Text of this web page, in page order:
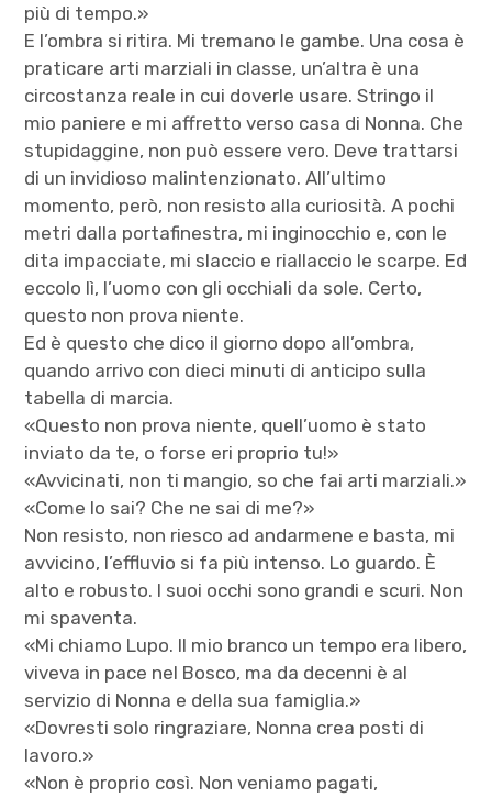
più di tempo.»
E l’ombra si ritira. Mi tremano le gambe. Una cosa è
praticare arti marziali in classe, un’altra è una
circostanza reale in cui doverle usare. Stringo il
mio paniere e mi affretto verso casa di Nonna. Che
stupidaggine, non può essere vero. Deve trattarsi
di un invidioso malintenzionato. All’ultimo
momento, però, non resisto alla curiosità. A pochi
metri dalla portafinestra, mi inginocchio e, con le
dita impacciate, mi slaccio e riallaccio le scarpe. Ed
eccolo lì, l’uomo con gli occhiali da sole. Certo,
questo non prova niente.
Ed è questo che dico il giorno dopo all’ombra,
quando arrivo con dieci minuti di anticipo sulla
tabella di marcia.
«Questo non prova niente, quell’uomo è stato
inviato da te, o forse eri proprio tu!»
«Avvicinati, non ti mangio, so che fai arti marziali.»
«Come lo sai? Che ne sai di me?»
Non resisto, non riesco ad andarmene e basta, mi
avvicino, l’effluvio si fa più intenso. Lo guardo. È
alto e robusto. I suoi occhi sono grandi e scuri. Non
mi spaventa.
«Mi chiamo Lupo. Il mio branco un tempo era libero,
viveva in pace nel Bosco, ma da decenni è al
servizio di Nonna e della sua famiglia.»
«Dovresti solo ringraziare, Nonna crea posti di
lavoro.»
«Non è proprio così. Non veniamo pagati,